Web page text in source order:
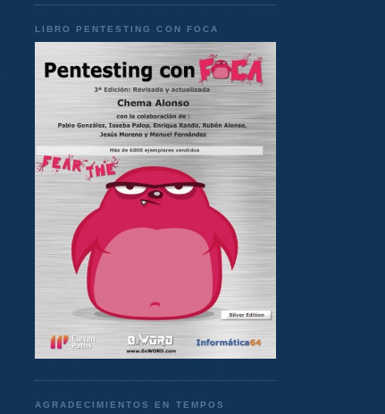
LIBRO PENTESTING CON FOCA
AGRADECIMIENTOS EN TEMPOS